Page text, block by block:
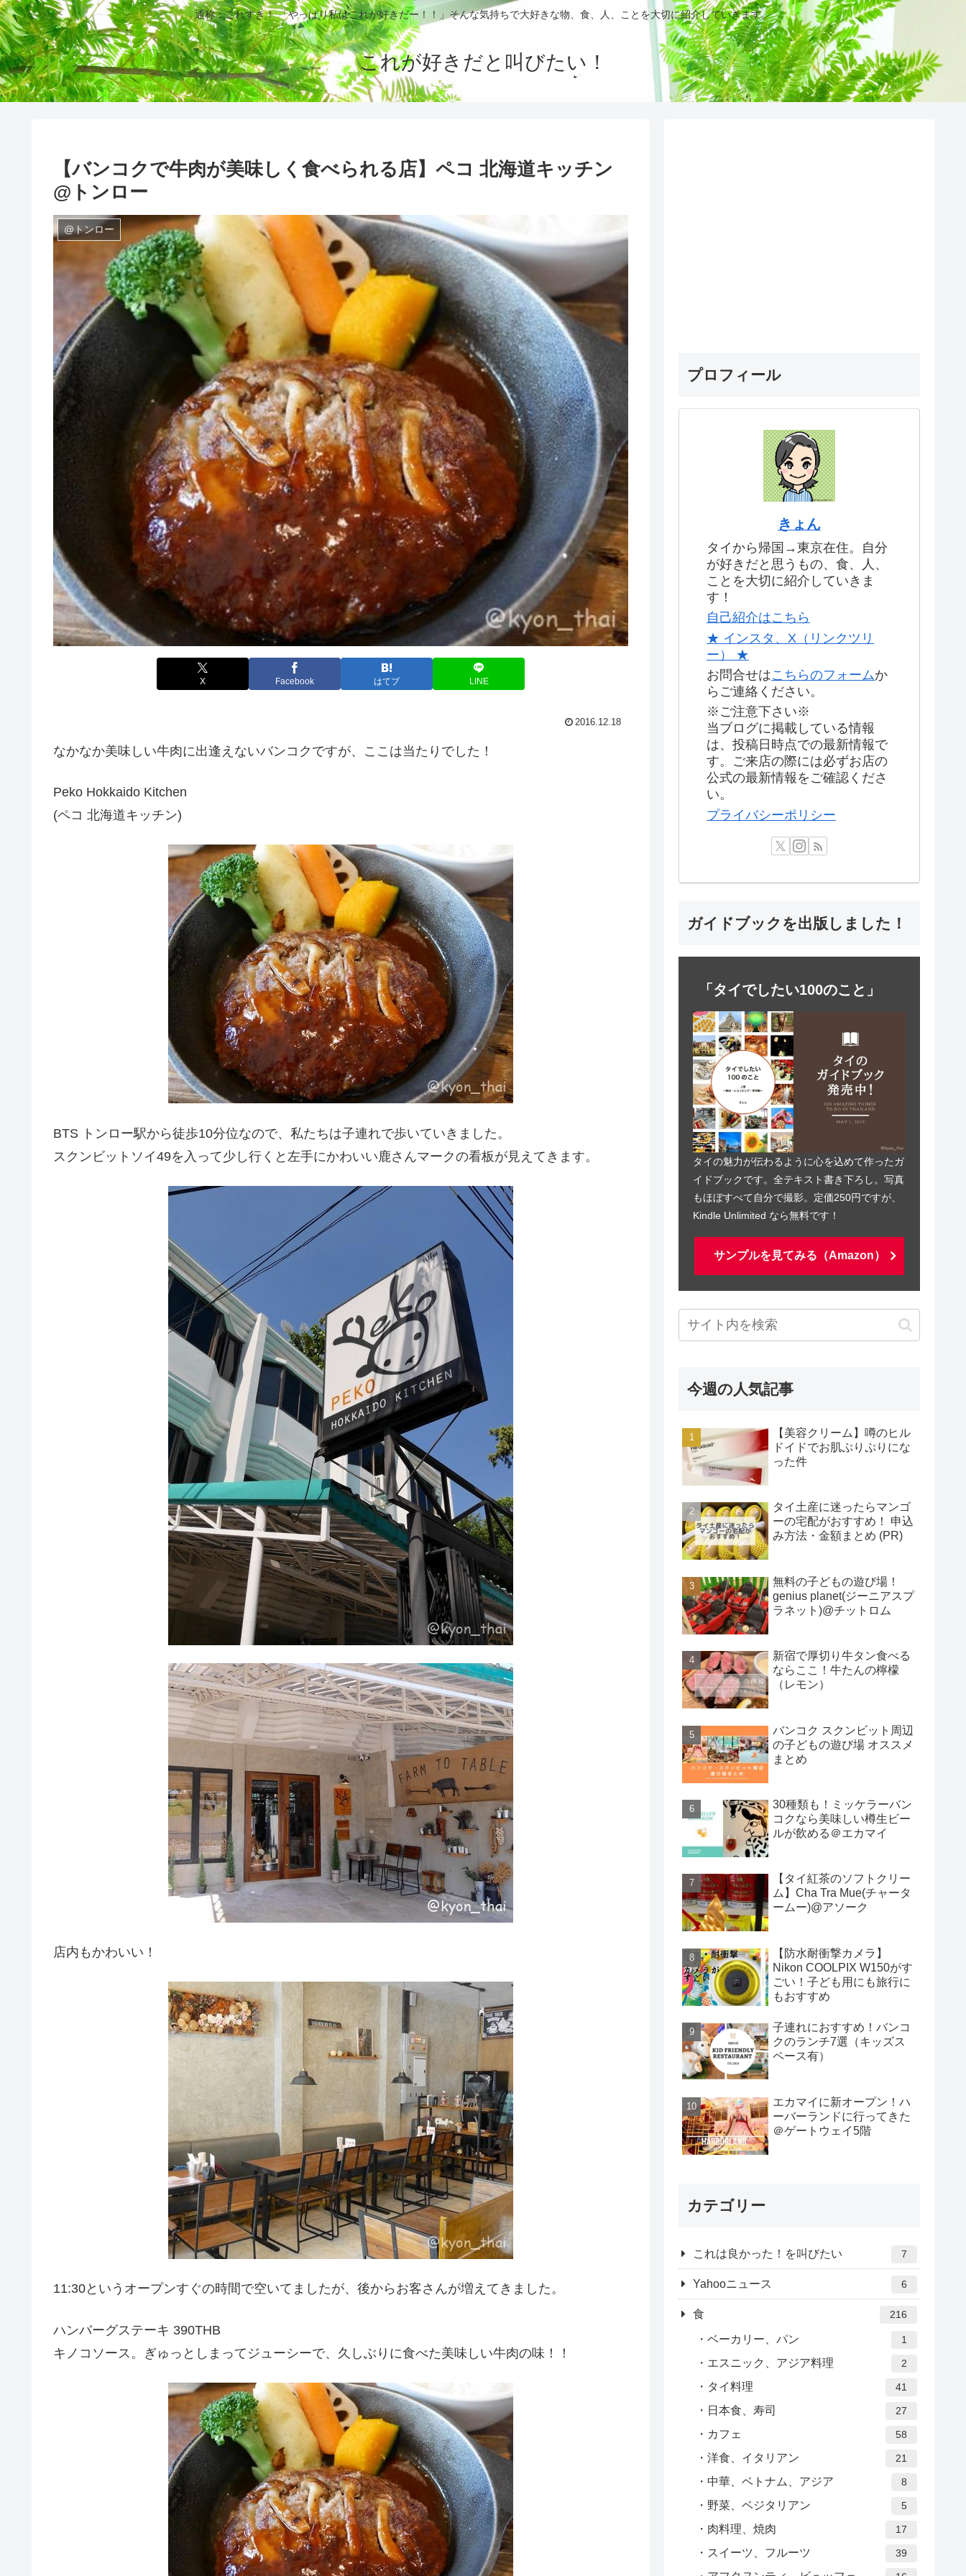
通称：これすき！ 「やっぱり私はこれが好きだー！！」そんな気持ちで大好きな物、食、人、ことを大切に紹介していきます。
これが好きだと叫びたい！
【バンコクで牛肉が美味しく食べられる店】ペコ 北海道キッチン
@トンロー
@トンロー
X Facebook はてブ LINE
2016.12.18
なかなか美味しい牛肉に出逢えないバンコクですが、ここは当たりでした！
Peko Hokkaido Kitchen
(ペコ 北海道キッチン)
BTS トンロー駅から徒歩10分位なので、私たちは子連れで歩いていきました。
スクンビットソイ49を入って少し行くと左手にかわいい鹿さんマークの看板が見えてきます。
店内もかわいい！
11:30というオープンすぐの時間で空いてましたが、後からお客さんが増えてきました。
ハンバーグステーキ 390THB
キノコソース。ぎゅっとしまってジューシーで、久しぶりに食べた美味しい牛肉の味！！
プロフィール
きょん
タイから帰国→東京在住。自分
が好きだと思うもの、食、人、
ことを大切に紹介していきま
す！
自己紹介はこちら
★ インスタ、X（リンクツリ
ー） ★
お問合せはこちらのフォームか
らご連絡ください。
※ご注意下さい※
当ブログに掲載している情報
は、投稿日時点での最新情報で
す。ご来店の際には必ずお店の
公式の最新情報をご確認くださ
い。
プライバシーポリシー
ガイドブックを出版しました！
「タイでしたい100のこと」
タイの魅力が伝わるように心を込めて作ったガ
イドブックです。全テキスト書き下ろし。写真
もほぼすべて自分で撮影。定価250円ですが、
Kindle Unlimited なら無料です！
サンプルを見てみる（Amazon）
今週の人気記事
【美容クリーム】噂のヒル
ドイドでお肌ぷりぷりにな
った件
タイ土産に迷ったらマンゴ
ーの宅配がおすすめ！ 申込
み方法・金額まとめ (PR)
無料の子どもの遊び場！
genius planet(ジーニアスプ
ラネット)@チットロム
新宿で厚切り牛タン食べる
ならここ！牛たんの檸檬
（レモン）
バンコク スクンビット周辺
の子どもの遊び場 オススメ
まとめ
30種類も！ミッケラーバン
コクなら美味しい樽生ビー
ルが飲める＠エカマイ
【タイ紅茶のソフトクリー
ム】Cha Tra Mue(チャータ
ームー)@アソーク
【防水耐衝撃カメラ】
Nikon COOLPIX W150がす
ごい！子ども用にも旅行に
もおすすめ
子連れにおすすめ！バンコ
クのランチ7選（キッズス
ペース有）
エカマイに新オープン！ハ
ーバーランドに行ってきた
＠ゲートウェイ5階
カテゴリー
これは良かった！を叫びたい 7
Yahooニュース 6
食 216
ベーカリー、パン 1
エスニック、アジア料理 2
タイ料理 41
日本食、寿司 27
カフェ 58
洋食、イタリアン 21
中華、ベトナム、アジア 8
野菜、ベジタリアン 5
肉料理、焼肉 17
スイーツ、フルーツ 39